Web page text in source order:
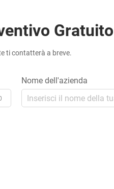
Gratuito
ti contatterà a breve.
Nome dell'azienda